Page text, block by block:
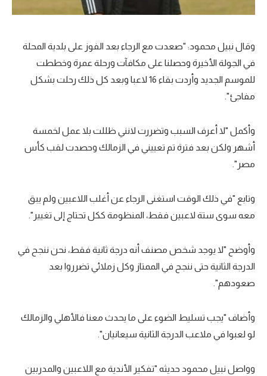
وقال نبيل محمود: "صعدت مع الرجاء بعد الفوز على بلدية المحلة
في الجولة الأخيرة وحصلنا على مكافآت ورحلة عمرة وخططت
للموسم الجديد وأردت بقاء 16 لاعبا وبعد كل ذلك رحلت بشكل
مفاجئ".
وأكمل "لا أعرف السبب وتضررت لانني ظللت بلا عمل لخمسة
أشهر ولكن بعد فترة تم تعييني في الزمالك وحصدت لقب كأس
مصر".
وتابع "في ذلك الوقت استغنى الرجاء عن أغلب اللاعبين ولم يبق
معه سوى ستة لاعبين فقط، المنظومة ككل تحتاج إلى تغيير".
وأوضح "لا يوجد شخص مصنف أنه درجة ثانية فقط، نحن ننجح في
الدرجة الثانية حتى ننجح في الممتاز وكل زملائي تضرروا بعد
صعودهم".
وأضاف "يجب تسليط الضوء على ما يحدث معنا فالأهلي والزمالك
لو لعبوا في ملاعب الدرجة الثانية سيعانيان".
وواصل نبيل محمود حديثه "تفكير الأندية مع اللاعبين والمدربين